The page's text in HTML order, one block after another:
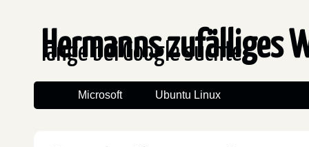
Hermanns zufälliges
lange bei Google suchte
Microsoft Ubuntu Linux